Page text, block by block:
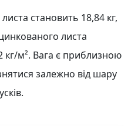
становить 18,84 кг,
листа
м². Вага є приблизною
залежно від шару